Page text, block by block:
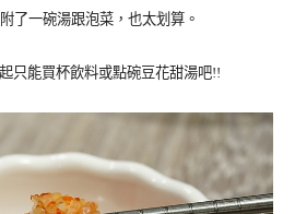
了一碗湯跟泡菜，也太划算。
只能買杯飲料或點碗豆花甜湯吧!!